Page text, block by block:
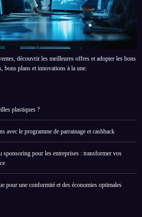
découvrir les meilleures offres et adopter les bons
bons plans et innovations à la une.
plastiques ?
avec le programme de parrainage et cashback
sponsoring pour les entreprises : transformer vos
pour une conformité et des économies optimales